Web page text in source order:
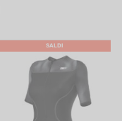
SALDI